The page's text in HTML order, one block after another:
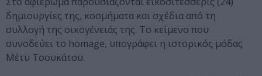
δημιουργίες της, κοσμήματα και σχέδια από τη
συλλογή της οικογένειάς της. Το κείμενο που
συνοδεύει το homage, υπογράφει η ιστορικός μόδας
Μέτυ Τσουκάτου.